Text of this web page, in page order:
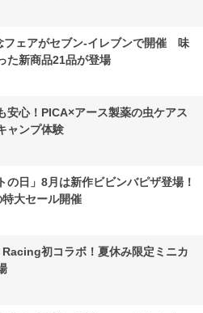
フェアがセブン-イレブンで開催 味
た新商品21品が登場
安心！PICA×アース製薬の虫ケアス
ャンプ体験
の日」8月は新作ビビンバピザ登場！
大セール開催
初コラボ！夏休み限定ミニカ